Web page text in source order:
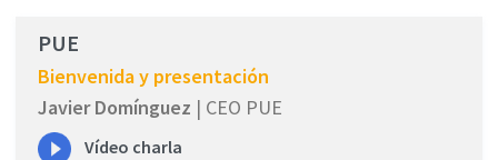
PUE
Bienvenida y presentación
Javier Domínguez | CEO PUE
Vídeo charla